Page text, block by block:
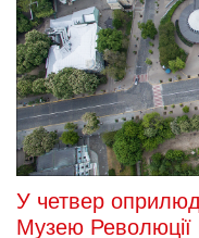
У четвер
Музею Революції